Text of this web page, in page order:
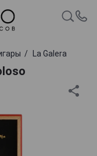
La Galera